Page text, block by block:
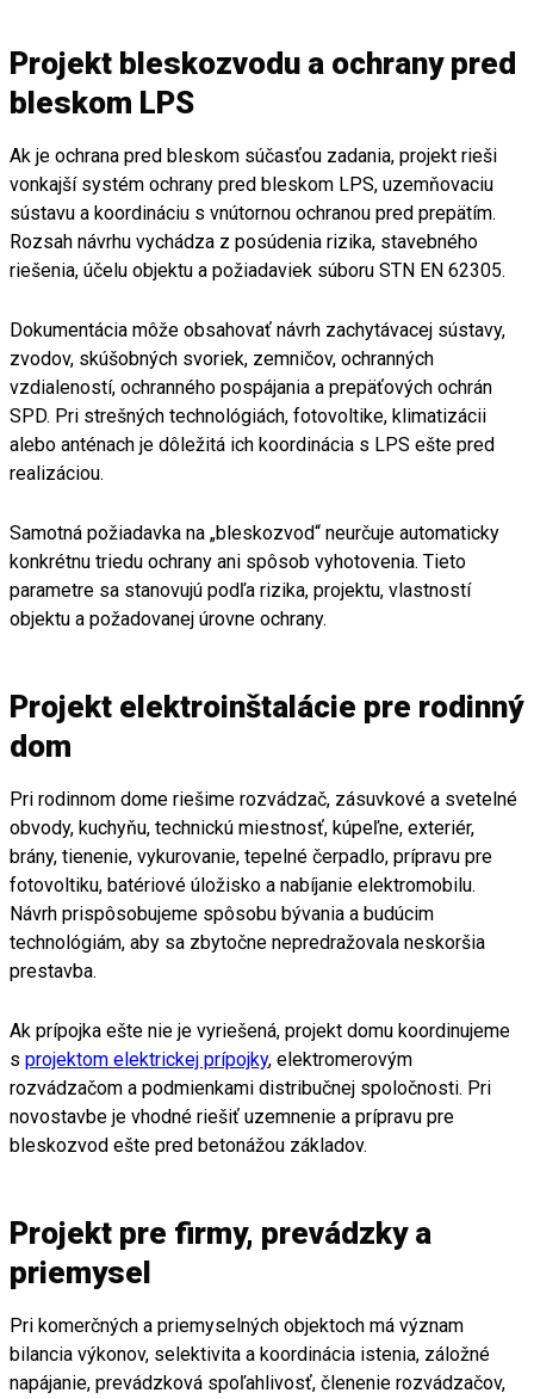
Projekt bleskozvodu a ochrany pred
bleskom LPS
Ak je ochrana pred bleskom súčasťou zadania, projekt rieši
vonkajší systém ochrany pred bleskom LPS, uzemňovaciu
sústavu a koordináciu s vnútornou ochranou pred prepätím.
Rozsah návrhu vychádza z posúdenia rizika, stavebného
riešenia, účelu objektu a požiadaviek súboru STN EN 62305.
Dokumentácia môže obsahovať návrh zachytávacej sústavy,
zvodov, skúšobných svoriek, zemničov, ochranných
vzdialeností, ochranného pospájania a prepäťových ochrán
SPD. Pri strešných technológiách, fotovoltike, klimatizácii
alebo anténach je dôležitá ich koordinácia s LPS ešte pred
realizáciou.
Samotná požiadavka na „bleskozvod“ neurčuje automaticky
konkrétnu triedu ochrany ani spôsob vyhotovenia. Tieto
parametre sa stanovujú podľa rizika, projektu, vlastností
objektu a požadovanej úrovne ochrany.
Projekt elektroinštalácie pre rodinný
dom
Pri rodinnom dome riešime rozvádzač, zásuvkové a svetelné
obvody, kuchyňu, technickú miestnosť, kúpeľne, exteriér,
brány, tienenie, vykurovanie, tepelné čerpadlo, prípravu pre
fotovoltiku, batériové úložisko a nabíjanie elektromobilu.
Návrh prispôsobujeme spôsobu bývania a budúcim
technológiám, aby sa zbytočne nepredražovala neskoršia
prestavba.
Ak prípojka ešte nie je vyriešená, projekt domu koordinujeme
s projektom elektrickej prípojky, elektromerovým
rozvádzačom a podmienkami distribučnej spoločnosti. Pri
novostavbe je vhodné riešiť uzemnenie a prípravu pre
bleskozvod ešte pred betonážou základov.
Projekt pre firmy, prevádzky a
priemysel
Pri komerčných a priemyselných objektoch má význam
bilancia výkonov, selektivita a koordinácia istenia, záložné
napájanie, prevádzková spoľahlivosť, členenie rozvádzačov,